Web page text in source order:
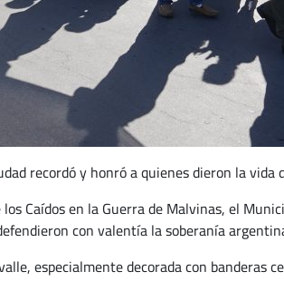
recordó y honró a quienes dieron la vida
Caídos en la Guerra de Malvinas, el
con valentía la soberanía
especialmente decorada con